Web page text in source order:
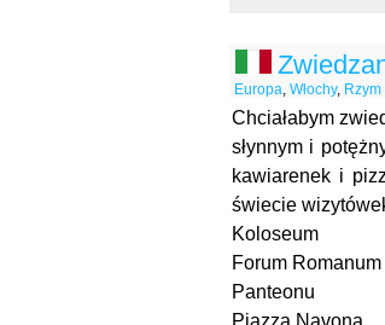
Europa, Włochy, Rzym
Chciałabym
słynnym i
kawiarenek i
świecie
Koloseum
Forum Romanum
Panteonu
Piazza Navona